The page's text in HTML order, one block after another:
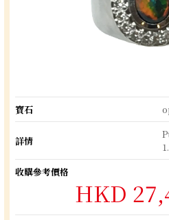
寶石
詳情
收購參考價格
HKD